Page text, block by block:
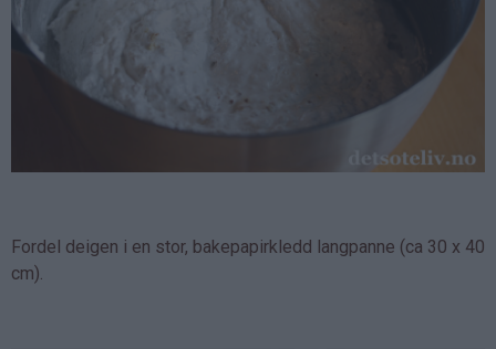
Fordel deigen i en stor, bakepapirkledd langpanne (ca 30 x 40
cm).